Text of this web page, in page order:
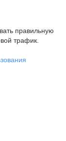
правильную
трафик.